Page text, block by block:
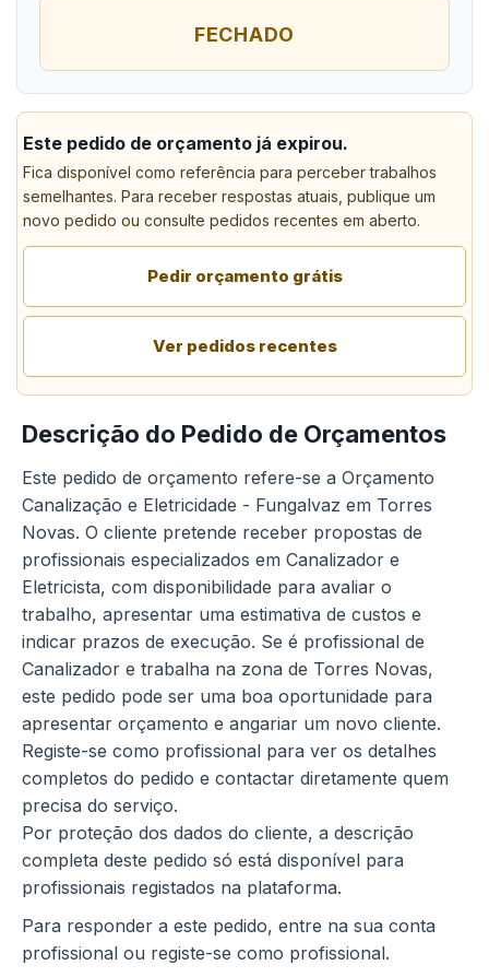
FECHADO
Este pedido de orçamento já expirou.
Fica disponível como referência para perceber trabalhos
semelhantes. Para receber respostas atuais, publique um
novo pedido ou consulte pedidos recentes em aberto.
Pedir orçamento grátis
Ver pedidos recentes
Descrição do Pedido de Orçamentos
Este pedido de orçamento refere-se a Orçamento
Canalização e Eletricidade - Fungalvaz em Torres
Novas. O cliente pretende receber propostas de
profissionais especializados em Canalizador e
Eletricista, com disponibilidade para avaliar o
trabalho, apresentar uma estimativa de custos e
indicar prazos de execução. Se é profissional de
Canalizador e trabalha na zona de Torres Novas,
este pedido pode ser uma boa oportunidade para
apresentar orçamento e angariar um novo cliente.
Registe-se como profissional para ver os detalhes
completos do pedido e contactar diretamente quem
precisa do serviço.
Por proteção dos dados do cliente, a descrição
completa deste pedido só está disponível para
profissionais registados na plataforma.
Para responder a este pedido, entre na sua conta
profissional ou registe-se como profissional.